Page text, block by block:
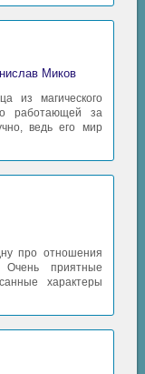
Миков
из магического
работающей за
ведь его мир
про отношения
приятные
характеры